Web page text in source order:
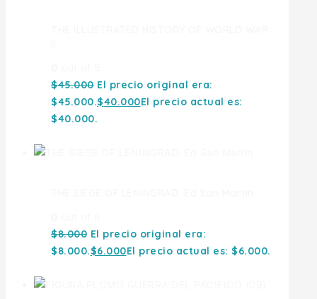
$45.000 El precio original era:
$45.000.$40.000El precio actual es:
$40.000.
$8.000 El precio original era:
$8.000.$6.000El precio actual es: $6.000.